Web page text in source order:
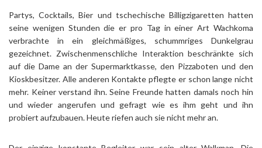
Partys, Cocktails, Bier und tschechische Billigzigaretten hatten
seine wenigen Stunden die er pro Tag in einer Art Wachkoma
verbrachte in ein gleichmäßiges, schummriges Dunkelgrau
gezeichnet. Zwischenmenschliche Interaktion beschränkte sich
auf die Dame an der Supermarktkasse, den Pizzaboten und den
Kioskbesitzer. Alle anderen Kontakte pflegte er schon lange nicht
mehr. Keiner verstand ihn. Seine Freunde hatten damals noch hin
und wieder angerufen und gefragt wie es ihm geht und ihn
probiert aufzubauen. Heute riefen auch sie nicht mehr an.